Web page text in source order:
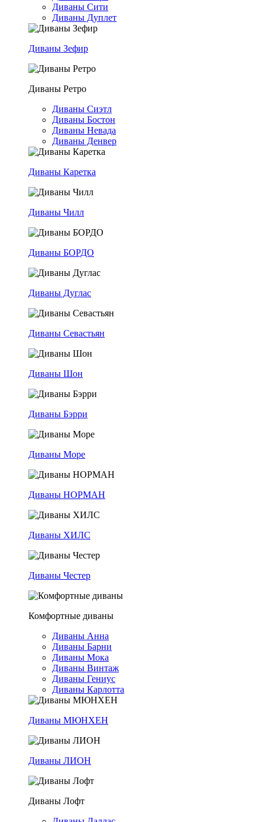
Диваны Сити
Диваны Дуплет
Диваны Зефир
Диваны Ретро
Диваны Сиэтл
Диваны Бостон
Диваны Невада
Диваны Денвер
Диваны Каретка
Диваны Чилл
Диваны БОРДО
Диваны Дуглас
Диваны Севастьян
Диваны Шон
Диваны Бэрри
Диваны Море
Диваны НОРМАН
Диваны ХИЛС
Диваны Честер
Комфортные диваны
Диваны Анна
Диваны Барни
Диваны Мока
Диваны Винтаж
Диваны Гениус
Диваны Карлотта
Диваны МЮНХЕН
Диваны ЛИОН
Диваны Лофт